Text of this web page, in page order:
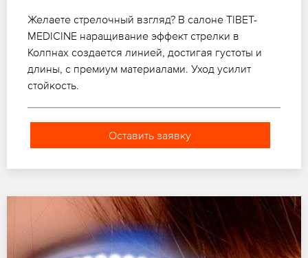
Желаете стрелочный взгляд? В салоне TIBET-
MEDICINE наращивание эффект стрелки в
Колпнах создается линией, достигая густоты и
длины, с премиум материалами. Уход усилит
стойкость.
Оставить заявку